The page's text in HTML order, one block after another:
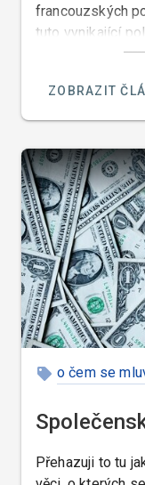
francouzských
tuto vynikající
více
ZOBRAZIT
o čem se
Přehazuji to tu